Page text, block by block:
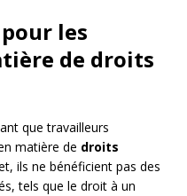
les
de droits
que travailleurs
matière de droits
ils ne bénéficient pas des
tels que le droit à un